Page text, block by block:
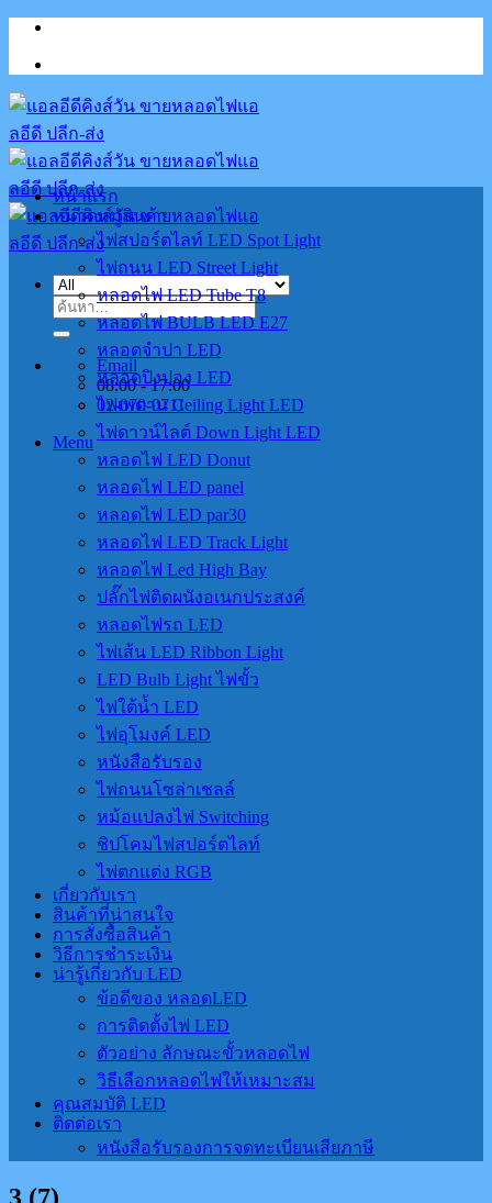
Skip
content
ค้นหา:
Email
08:00 - 17:00
02-070-0711
Menu
หน้าแรก
หมวดหมู่สินค้า
ไฟสปอร์ตไลท์ LED Spot Light
ไฟถนน LED Street Light
หลอดไฟ LED Tube T8
หลอดไฟ BULB LED E27
หลอดจำปา LED
หลอดปิงปอง LED
ไฟเพดาน Ceiling Light LED
ไฟดาวน์ไลต์ Down Light LED
หลอดไฟ LED Donut
หลอดไฟ LED panel
หลอดไฟ LED par30
หลอดไฟ LED Track Light
หลอดไฟ Led High Bay
ปลั๊กไฟติดผนังอเนกประสงค์
หลอดไฟรถ LED
ไฟเส้น LED Ribbon Light
LED Bulb Light ไฟขั้ว
ไฟใต้น้ำ LED
ไฟอุโมงค์ LED
หนังสือรับรอง
ไฟถนนโซล่าเชลล์
หม้อแปลงไฟ Switching
ชิปโคมไฟสปอร์ตไลท์
ไฟตกแต่ง RGB
เกี่ยวกับเรา
สินค้าที่น่าสนใจ
การสั่งซื้อสินค้า
วิธีการชำระเงิน
น่ารู้เกี่ยวกับ LED
ข้อดีของ หลอดLED
การติดตั้งไฟ LED
ตัวอย่าง ลักษณะขั้วหลอดไฟ
วิธีเลือกหลอดไฟให้เหมาะสม
คุณสมบัติ LED
ติดต่อเรา
หนังสือรับรองการจดทะเบียนเสียภาษี